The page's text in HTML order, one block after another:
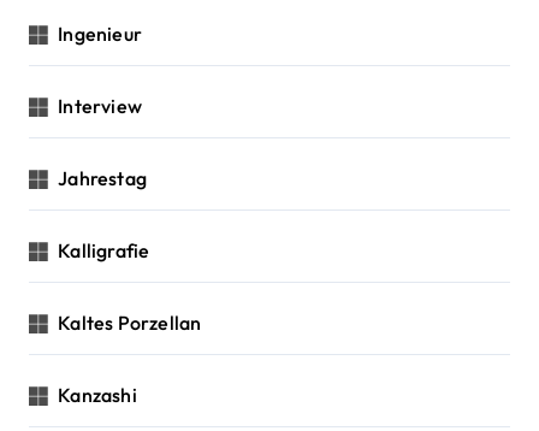
Ingenieur
Interview
Jahrestag
Kalligrafie
Kaltes Porzellan
Kanzashi